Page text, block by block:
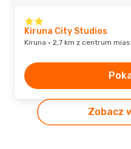
Kiruna City Studios
Kiruna · 2,7 km z centrum
Zobacz